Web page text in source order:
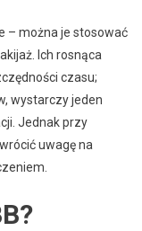
– można je stosować
Ich rosnąca
czasu;
wystarczy jeden
Jednak przy
uwagę na